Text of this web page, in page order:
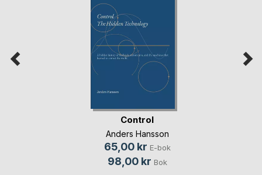
Control
Anders Hansson
65,00 kr E-bok
98,00 kr Bok